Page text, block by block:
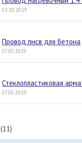
01.10.2019
Провод пнсв для бетона
07.05.2019
Стеклопластиковая
07.05.2019
(11)